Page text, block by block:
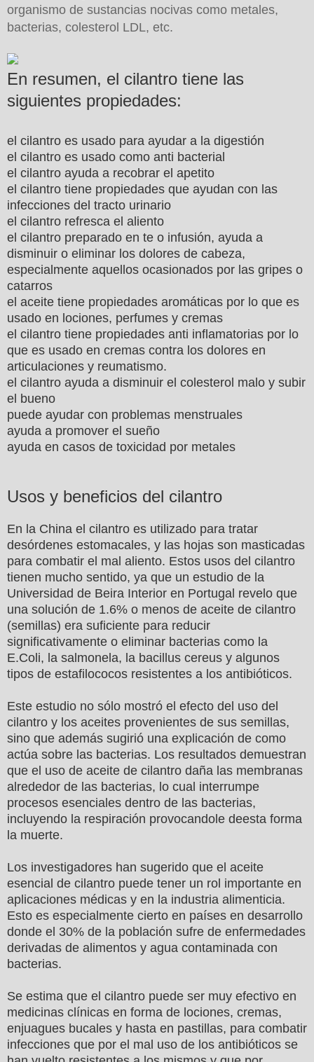
organismo de sustancias nocivas como metales,
bacterias, colesterol LDL, etc.
En resumen, el cilantro tiene las
siguientes propiedades:
el cilantro es usado para ayudar a la digestión
el cilantro es usado como anti bacterial
el cilantro ayuda a recobrar el apetito
el cilantro tiene propiedades que ayudan con las
infecciones del tracto urinario
el cilantro refresca el aliento
el cilantro preparado en te o infusión, ayuda a
disminuir o eliminar los dolores de cabeza,
especialmente aquellos ocasionados por las gripes o
catarros
el aceite tiene propiedades aromáticas por lo que es
usado en lociones, perfumes y cremas
el cilantro tiene propiedades anti inflamatorias por lo
que es usado en cremas contra los dolores en
articulaciones y reumatismo.
el cilantro ayuda a disminuir el colesterol malo y subir
el bueno
puede ayudar con problemas menstruales
ayuda a promover el sueño
ayuda en casos de toxicidad por metales
Usos y beneficios del cilantro
En la China el cilantro es utilizado para tratar
desórdenes estomacales, y las hojas son masticadas
para combatir el mal aliento. Estos usos del cilantro
tienen mucho sentido, ya que un estudio de la
Universidad de Beira Interior en Portugal revelo que
una solución de 1.6% o menos de aceite de cilantro
(semillas) era suficiente para reducir
significativamente o eliminar bacterias como la
E.Coli, la salmonela, la bacillus cereus y algunos
tipos de estafilococos resistentes a los antibióticos.
Este estudio no sólo mostró el efecto del uso del
cilantro y los aceites provenientes de sus semillas,
sino que además sugirió una explicación de como
actúa sobre las bacterias. Los resultados demuestran
que el uso de aceite de cilantro daña las membranas
alrededor de las bacterias, lo cual interrumpe
procesos esenciales dentro de las bacterias,
incluyendo la respiración provocandole deesta forma
la muerte.
Los investigadores han sugerido que el aceite
esencial de cilantro puede tener un rol importante en
aplicaciones médicas y en la industria alimenticia.
Esto es especialmente cierto en países en desarrollo
donde el 30% de la población sufre de enfermedades
derivadas de alimentos y agua contaminada con
bacterias.
Se estima que el cilantro puede ser muy efectivo en
medicinas clínicas en forma de lociones, cremas,
enjuagues bucales y hasta en pastillas, para combatir
infecciones que por el mal uso de los antibióticos se